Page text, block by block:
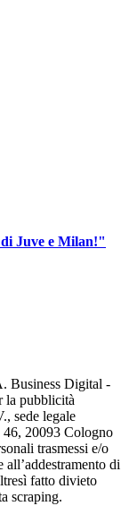
Juve e Milan!"
Business Digital -
la pubblicità
sede legale
20093 Cologno
trasmessi e/o
di
fatto divieto
scraping.